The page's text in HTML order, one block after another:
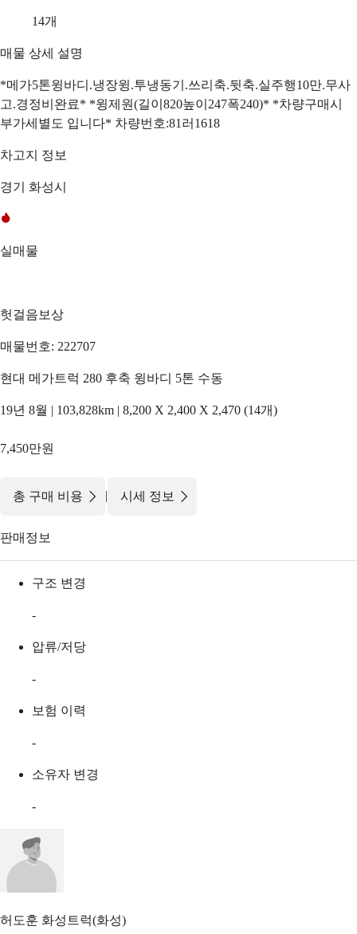
14개
매물 상세 설명
*메가5톤윙바디.냉장윙.투냉동기.쓰리축.뒷축.실주행10만.무사
고.경정비완료* *윙제원(길이820높이247폭240)* *차량구매시
부가세별도 입니다* 차량번호:81러1618
차고지 정보
경기 화성시
실매물
헛걸음보상
매물번호: 222707
현대 메가트럭 280 후축 윙바디 5톤 수동
19년 8월 | 103,828km | 8,200 X 2,400 X 2,470 (14개)
7,450만원
총 구매 비용 | 시세 정보
판매정보
구조 변경
-
압류/저당
-
보험 이력
-
소유자 변경
-
허도훈 화성트럭(화성)